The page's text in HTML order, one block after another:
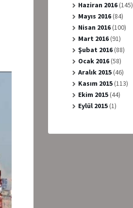
Haziran 2016(145)
Mayıs 2016(84)
Nisan 2016(100)
Mart 2016(91)
Şubat 2016(88)
Ocak 2016(58)
Aralık 2015(46)
Kasım 2015(113)
Ekim 2015(44)
Eylül 2015(1)